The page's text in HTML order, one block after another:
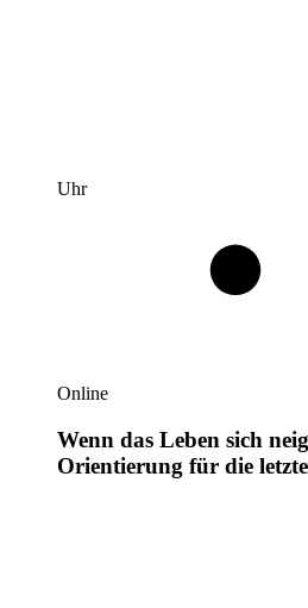
Uhr
Online
Wenn das Leben sich
Orientierung für die